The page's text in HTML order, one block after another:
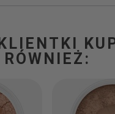
RÓWNIEŻ: